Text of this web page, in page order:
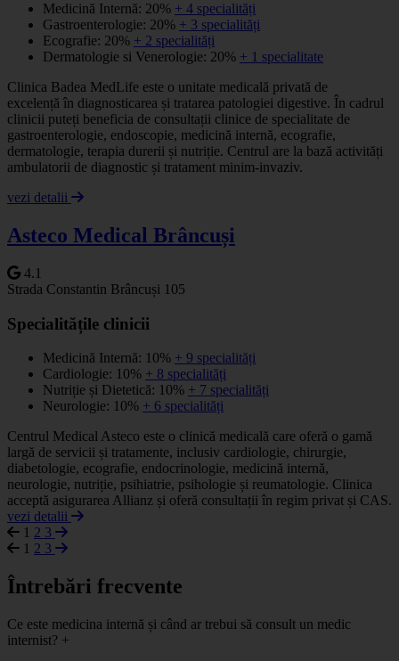
Medicină Internă: 20% + 4 specialități
Gastroenterologie: 20% + 3 specialități
Ecografie: 20% + 2 specialități
Dermatologie si Venerologie: 20% + 1 specialitate
Clinica Badea MedLife este o unitate medicală privată de
excelență în diagnosticarea și tratarea patologiei digestive. În cadrul
clinicii puteți beneficia de consultații clinice de specialitate de
gastroenterologie, endoscopie, medicină internă, ecografie,
dermatologie, terapia durerii și nutriție. Centrul are la bază activități
ambulatorii de diagnostic și tratament minim-invaziv.
vezi detalii
Asteco Medical Brâncuși
4.1
Strada Constantin Brâncuși 105
Specialitățile clinicii
Medicină Internă: 10% + 9 specialități
Cardiologie: 10% + 8 specialități
Nutriție și Dietetică: 10% + 7 specialități
Neurologie: 10% + 6 specialități
Centrul Medical Asteco este o clinică medicală care oferă o gamă
largă de servicii și tratamente, inclusiv cardiologie, chirurgie,
diabetologie, ecografie, endocrinologie, medicină internă,
neurologie, nutriție, psihiatrie, psihologie și reumatologie. Clinica
acceptă asigurarea Allianz și oferă consultații în regim privat și CAS.
vezi detalii
1 2 3
1 2 3
Întrebări frecvente
Ce este medicina internă și când ar trebui să consult un medic
internist? +